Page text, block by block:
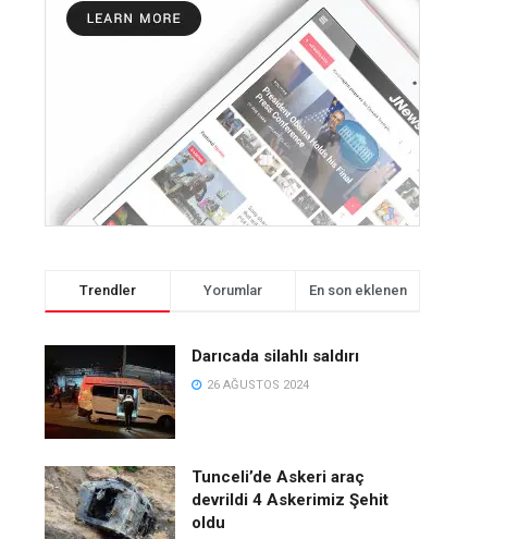
Trendler Yorumlar En son eklenen
Darıcada silahlı saldırı
26 AĞUSTOS 2024
Tunceli’de Askeri araç
devrildi 4 Askerimiz Şehit
oldu